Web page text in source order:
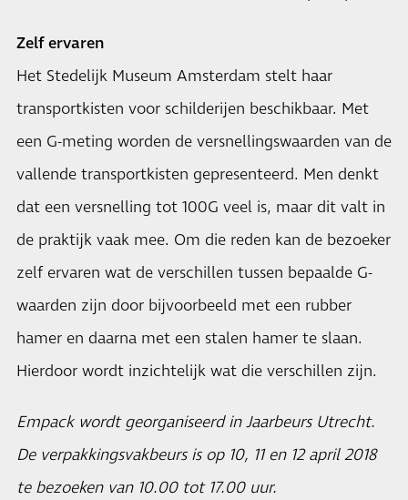
Zelf ervaren
Het Stedelijk Museum Amsterdam stelt haar
transportkisten voor schilderijen beschikbaar. Met
een G-meting worden de versnellingswaarden van de
vallende transportkisten gepresenteerd. Men denkt
dat een versnelling tot 100G veel is, maar dit valt in
de praktijk vaak mee. Om die reden kan de bezoeker
zelf ervaren wat de verschillen tussen bepaalde G-
waarden zijn door bijvoorbeeld met een rubber
hamer en daarna met een stalen hamer te slaan.
Hierdoor wordt inzichtelijk wat die verschillen zijn.
Empack wordt georganiseerd in Jaarbeurs Utrecht.
De verpakkingsvakbeurs is op 10, 11 en 12 april 2018
te bezoeken van 10.00 tot 17.00 uur.